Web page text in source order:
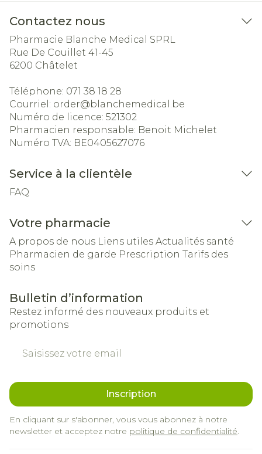
Contactez nous
Pharmacie Blanche Medical SPRL
Rue De Couillet 41-45
6200 Châtelet
Téléphone: 071 38 18 28
Courriel: order@blanchemedical.be
Numéro de licence: 521302
Pharmacien responsable: Benoit Michelet
Numéro TVA: BE0405627076
Service à la clientèle
FAQ
Votre pharmacie
A propos de nous Liens utiles Actualités santé
Pharmacien de garde Prescription Tarifs des
soins
Bulletin d’information
Restez informé des nouveaux produits et
promotions
Inscription
En cliquant sur s'abonner, vous vous abonnez à notre
newsletter et acceptez notre politique de confidentialité.